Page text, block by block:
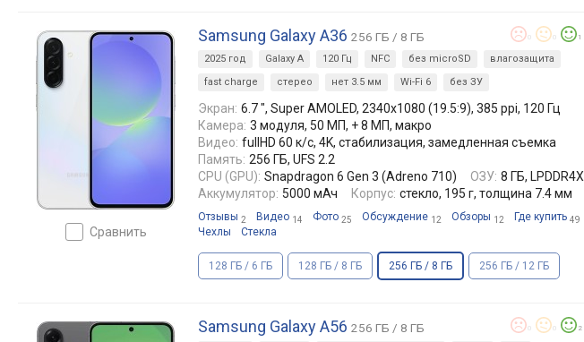
сравнить
Samsung Galaxy A36 256 ГБ / 8 ГБ 1
2025 год Galaxy A 120 Гц NFC без microSD
влагозащита
fast charge
стерео нет 3.5 мм Wi-Fi 6 без ЗУ
Экран: 6.7 ", Super AMOLED, 2340x1080 (19.5:9), 385 ppi, 120 Гц
Камера: 3 модуля, 50 МП, + 8 МП, макро
Видео: fullHD 60 к/с, 4K, стабилизация, замедленная съемка
Память: 256 ГБ, UFS 2.2
CPU (GPU): Snapdragon 6 Gen 3 (Adreno 710) ОЗУ: 8 ГБ, LPDDR4X
Аккумулятор: 5000 мАч Корпус: стекло, 195 г, толщина 7.4 мм
Отзывы 2 Видео 14 Фото 25 Обсуждение 12 Обзоры 12 Где купить 49
Чехлы Стекла
128 ГБ / 6 ГБ 128 ГБ / 8 ГБ 256 ГБ / 8 ГБ 256 ГБ / 12 ГБ
Samsung Galaxy A56 256 ГБ / 8 ГБ 2